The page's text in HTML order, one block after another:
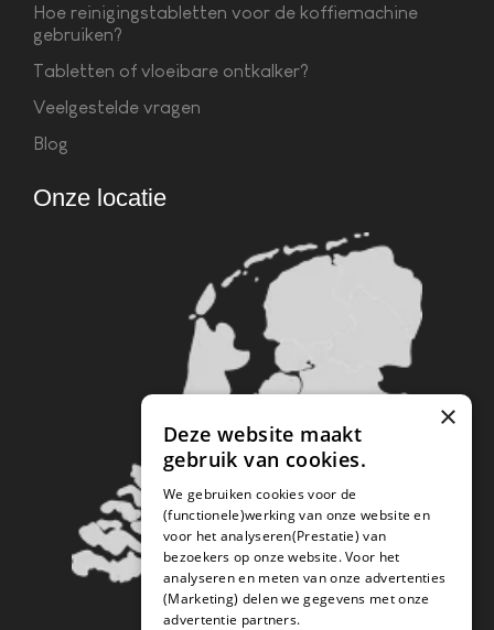
Hoe reinigingstabletten voor de koffiemachine
gebruiken?
Tabletten of vloeibare ontkalker?
Veelgestelde vragen
Blog
Onze locatie
×
Deze website maakt
gebruik van cookies.
We gebruiken cookies voor de
(functionele)werking van onze website en
voor het analyseren(Prestatie) van
bezoekers op onze website. Voor het
analyseren en meten van onze advertenties
(Marketing) delen we gegevens met onze
advertentie partners.